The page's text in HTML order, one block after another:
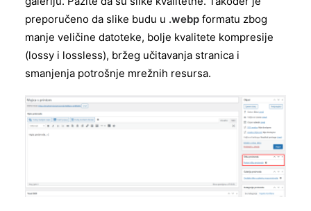
preporučeno da slike budu u .webp formatu zbog
manje veličine datoteke, bolje kvalitete kompresije
(lossy i lossless), bržeg učitavanja stranica i
smanjenja potrošnje mrežnih resursa.